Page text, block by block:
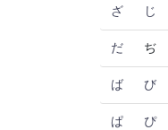
ざ じ
だ ぢ
ば び
ぱ ぴ